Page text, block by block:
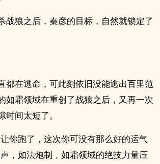
战狼之后，秦彦的目标，自然就锁定了
都在逃命，可此刻依旧没能逃出百里范
如霜领域在重创了战狼之后，又再一次
时间太短了。
你跑了，这次你可没有那么好的运气
，如法炮制，如霜领域的绝技力量压